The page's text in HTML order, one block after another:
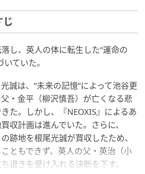
じ
し、英人の体に転生した“運命の
ていた。
誠は、“未来の記憶”によって池谷更
・金平（柳沢慎吾）が亡くなる悲
た。しかし、『NEOXIS』によるあ
収計画は進んでいた。さらに、
跡地を根尾光誠が買収したため、
ともできず、英人の父・英治（小
退きを受け入れる決断を下す。